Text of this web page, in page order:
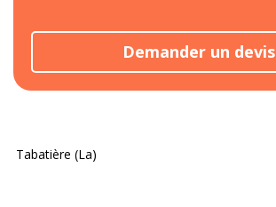
Demander un devis
Tabatière (La)